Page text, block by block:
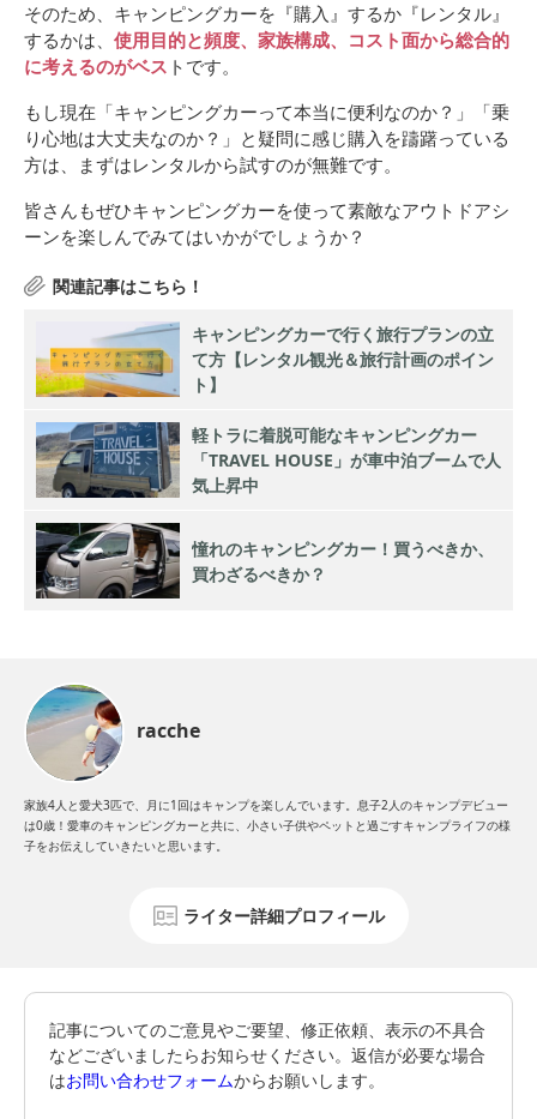
そのため、キャンピングカーを『購入』するか『レンタル』
するかは、 使用目的と頻度、家族構成、コスト面から総合的
に考えるのがベス トです。
もし現在「キャンピングカーって本当に便利なのか？」「乗
り心地は大丈夫なのか？」と疑問に感じ購入を躊躇っている
方は、まずはレンタルから試すのが無難です。
皆さんもぜひキャンピングカーを使って素敵なアウトドアシ
ーンを楽しんでみてはいかがでしょうか？
キャンピングカーで行く旅行プランの立
て方【レンタル観光＆旅行計画のポイン
ト】
軽トラに着脱可能なキャンピングカー
「TRAVEL HOUSE」が車中泊ブームで人
気上昇中
憧れのキャンピングカー！買うべきか、
買わざるべきか？
racche
家族4人と愛犬3匹で、月に1回はキャンプを楽しんでいます。息子2人のキャンプデビュー
は0歳！愛車のキャンピングカーと共に、小さい子供やペットと過ごすキャンプライフの様
子をお伝えしていきたいと思います。
ライター詳細プロフィール
記事についてのご意見やご要望、修正依頼、表示の不具合
などございましたらお知らせください。返信が必要な場合
はお問い合わせフォームからお願いします。